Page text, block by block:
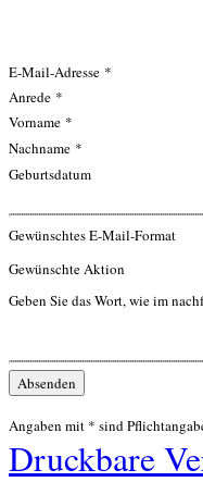
E-Mail-Adresse *
Anrede *
Vorname *
Nachname *
Geburtsdatum
Gewünschtes E-Mail-Format
Gewünschte Aktion
Geben Sie das Wort, wie im
Angaben mit * sind
Druckbare